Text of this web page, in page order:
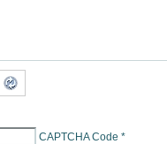
CAPTCHA Code *